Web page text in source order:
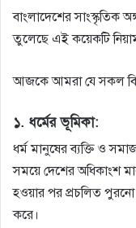
বাংলাদেশের সাংস্কৃতিক
তুলেছে এই কয়েকটি
আজকে আমরা যে সকল
১. ধর্মের ভূমিকা:
ধর্ম মানুষের ব্যক্তি ও
সময়ে দেশের অধিকাংশ
হওয়ার পর প্রচলিত
করে।